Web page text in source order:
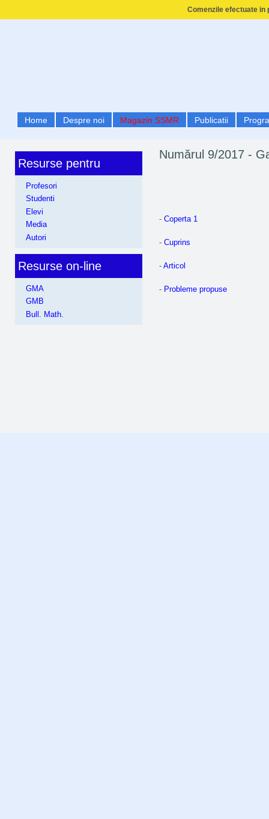
Comenzile efectuate in
Home Despre noi Magazin SSMR Publicatii
Numărul 9/2017 -
- Coperta 1
- Cuprins
- Articol
- Probleme propuse
Resurse pentru
Profesori
Studenti
Elevi
Media
Autori
Resurse on-line
GMA
GMB
Bull. Math.